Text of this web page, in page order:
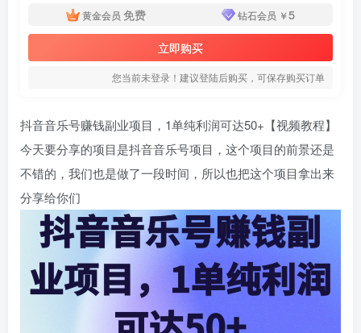
黄金会员 免费 钻石会员 ￥5
立即购买
您当前未登录！建议登陆后购买，可保存购买订单
抖音音乐号赚钱副业项目，1单纯利润可达50+【视频教程】
今天要分享的项目是抖音音乐号项目，这个项目的前景还是
不错的，我们也是做了一段时间，所以也把这个项目拿出来
分享给你们